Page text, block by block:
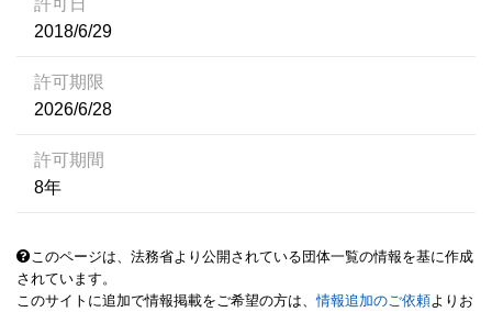
2018/6/29
許可期限
2026/6/28
許可期間
8年
このページは、法務省より公開されている団体一覧の情報を基に作成
されています。
このサイトに追加で情報掲載をご希望の方は、情報追加のご依頼よりお